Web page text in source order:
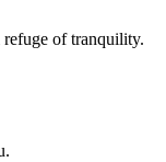
refuge of tranquility.